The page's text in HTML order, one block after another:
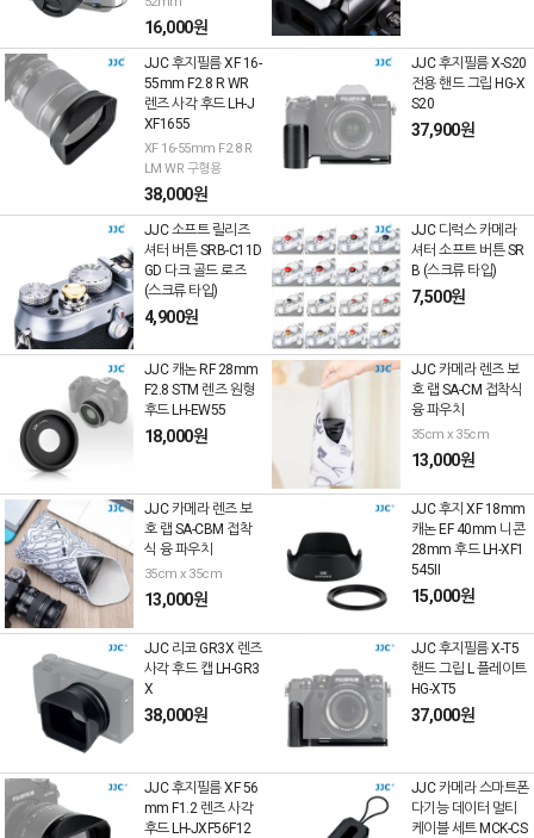
16,000원
JJC 후지필름 XF 16-
55mm F2.8 R WR
렌즈 사각 후드 LH-J
XF1655
XF 16-55mm F2.8 R
LM WR 구형용
38,000원
JJC 후지필름 X-S20
전용 핸드 그립 HG-X
S20
37,900원
JJC 소프트 릴리즈
셔터 버튼 SRB-C11D
GD 다크 골드 로즈
(스크류 타입)
4,900원
JJC 디럭스 카메라
셔터 소프트 버튼 SR
B (스크류 타입)
7,500원
JJC 캐논 RF 28mm
F2.8 STM 렌즈 원형
후드 LH-EW55
18,000원
JJC 카메라 렌즈 보
호 랩 SA-CM 접착식
융 파우치
35cm x 35cm
13,000원
JJC 카메라 렌즈 보
호 랩 SA-CBM 접착
식 융 파우치
35cm x 35cm
13,000원
JJC 후지 XF 18mm
캐논 EF 40mm 니콘
28mm 후드 LH-XF1
545II
15,000원
JJC 리코 GR3X 렌즈
사각 후드 캡 LH-GR3
X
38,000원
JJC 후지필름 X-T5
핸드 그립 L 플레이트
HG-XT5
37,000원
JJC 후지필름 XF 56
mm F1.2 렌즈 사각
후드 LH-JXF56F12
JJC 카메라 스마트폰
다기능 데이터 멀티
케이블 세트 MCK-CS